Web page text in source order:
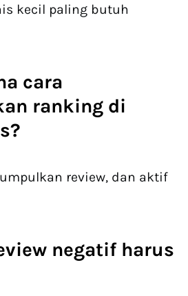
kecil paling butuh
cara
ranking di
review, dan aktif
negatif harus